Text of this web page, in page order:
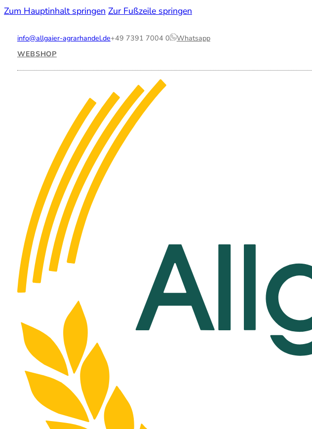
Zum Hauptinhalt springen Zur Fußzeile springen
info@allgaier-agrarhandel.de+49 7391 7004 0
Whatsapp
WEBSHOP